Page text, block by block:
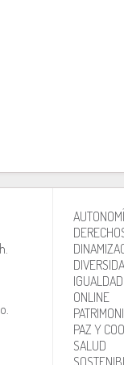
IGUALDAD
ONLINE
PAZ Y
SALUD